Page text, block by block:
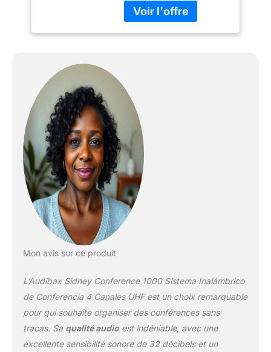
qui convient aux
réunion. SANS FIL: Ces
microphones sans fil ont
un col de cygne qui est
la solution pour une salle
de conférence car il peut
être déplacé dans la
direction que vous
voulez quand c'est
nécessaire. Cet
amplificateur de voix est
optimal pour toute
QUALITÉ: Ce système de
microphone sans fil a
une gamme de
MHz. Il a une stabilité de
fréquence de ±0,005%,
Mon avis sur ce produit
L’Audibax Sidney Conference 1000 Sistema Inalámbrico
de Conferencia 4 Canales UHF est un choix remarquable
pour qui souhaite organiser des conférences sans
tracas. Sa qualité audioest indéniable, avec une
excellente sensibilité sonore de 32 décibels et un